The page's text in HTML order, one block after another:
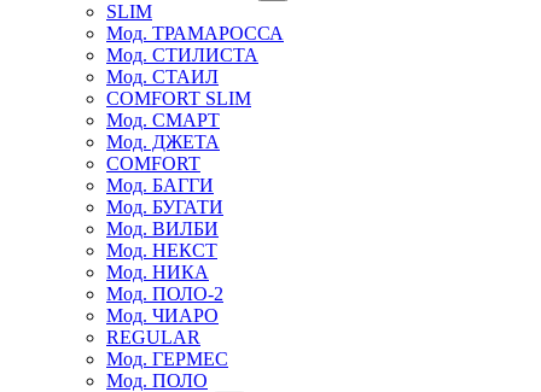
SLIM
Мод. ТРАМАРОССА
Мод. СТИЛИСТА
Мод. СТАИЛ
COMFORT SLIM
Мод. СМАРТ
Мод. ДЖЕТА
COMFORT
Мод. БАГГИ
Мод. БУГАТИ
Мод. ВИЛБИ
Мод. НЕКСТ
Мод. НИКА
Мод. ПОЛО-2
Мод. ЧИАРО
REGULAR
Мод. ГЕРМЕС
Мод. ПОЛО